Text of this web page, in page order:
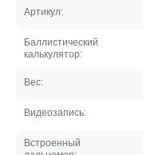
Артикул:
Баллистический
калькулятор:
Вес:
Видеозапись:
Встроенный